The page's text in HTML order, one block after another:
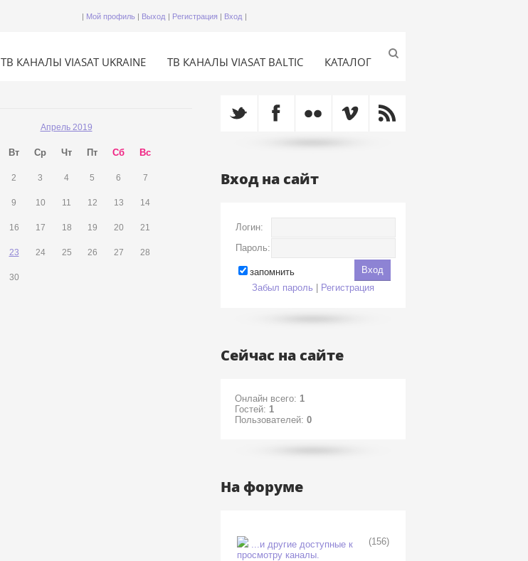
| Мой профиль | Выход | Регистрация | Вход |
ТВ КАНАЛЫ VIASAT UKRAINE ТВ КАНАЛЫ VIASAT BALTIC КАТАЛОГ
Апрель 2019
Вт Ср Чт Пт Сб Вс
2 3 4 5 6 7
9 10 11 12 13 14
16 17 18 19 20 21
23 24 25 26 27 28
30
Вход на сайт
Логин:
Пароль:
запомнить
Забыл пароль
Регистрация
Сейчас на сайте
Онлайн всего: 1
Гостей: 1
Пользователей: 0
На форуме
...и другие доступные к
просмотру каналы.
(156)